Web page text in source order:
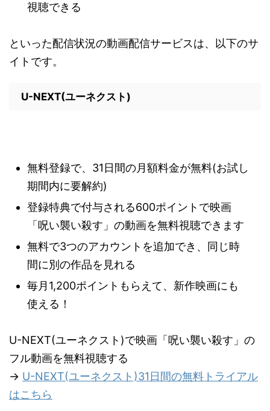
視聴できる
といった配信状況の動画配信サービスは、以下のサ
イトです。
U-NEXT(ユーネクスト)
無料登録で、31日間の月額料金が無料(お試し
期間内に要解約)
登録特典で付与される600ポイントで映画
「呪い襲い殺す」の動画を無料視聴できます
無料で3つのアカウントを追加でき、同じ時
間に別の作品を見れる
毎月1,200ポイントもらえて、新作映画にも
使える！
U-NEXT(ユーネクスト)で映画「呪い襲い殺す」の
フル動画を無料視聴する
→ U-NEXT(ユーネクスト)31日間の無料トライアル
はこちら